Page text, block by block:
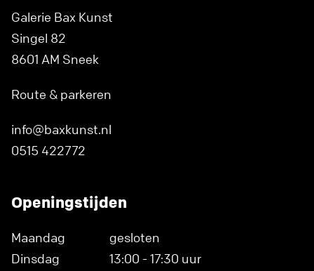
Galerie Bax Kunst
Singel 82
8601 AM Sneek
Route & parkeren
info@baxkunst.nl
0515 422772
Openingstijden
Maandag
gesloten
Dinsdag
13:00 - 17:30 uur